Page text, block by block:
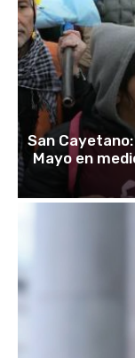
San
Mayo en